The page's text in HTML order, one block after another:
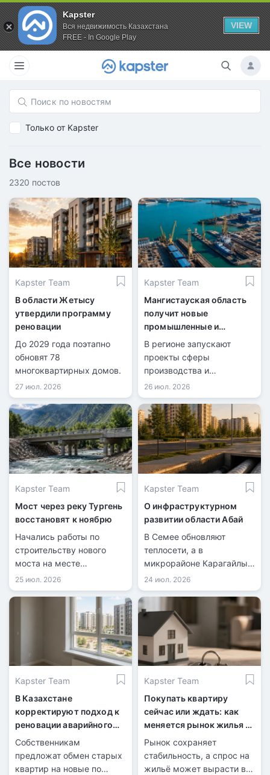
Kapster
Вся недвижимость Казахстана
FREE - In Google Play
VIEW
Только от Kapster
Все новости
2320 постов
Kapster Team
В области Жетысу
утвердили программу
реновации
До 2029 года поэтапно
обновят 78
многоквартирных домов.
27 июл. 2026
Kapster Team
Мангистауская область
получит новые
промышленные и
логистические объекты
В регионе запускают
проекты сферы
производства и
международных
перевозок.
26 июл. 2026
Kapster Team
Мост через реку Тургень
восстановят к ноябрю
Начались работы по
строительству нового
моста на месте
разрушенной переправы.
25 июл. 2026
Kapster Team
О инфраструктурном
развитии области Абай
В Семее обновляют
теплосети, а в
микрорайоне Карагайлы
готовят к сдаче 712 новых
квартир.
24 июл. 2026
Kapster Team
В Казахстане
корректируют подход к
реновации аварийного
жилья
Собственникам
предложат обмен старых
квартир на новые по
Kapster Team
Покупать квартиру
сейчас или ждать: как
меняется рынок жилья в
Казахстане
Рынок сохраняет
стабильность, а спрос на
жильё может вырасти во